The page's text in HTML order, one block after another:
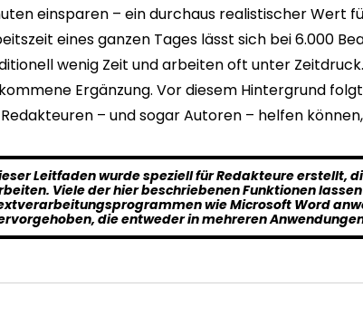
einsparen – ein durchaus realistischer Wert
eines ganzen Tages lässt sich bei 6.000
wenig Zeit und arbeiten oft unter
Ergänzung. Vor diesem Hintergrund
– und sogar Autoren – helfen
Leitfaden wurde speziell für Redakteure erstellt,
Viele der hier beschriebenen Funktionen
wie Microsoft Word
die entweder in mehreren